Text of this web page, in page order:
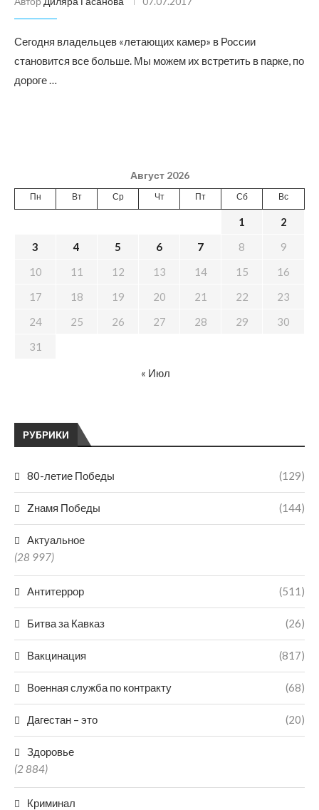
Сегодня владельцев «летающих камер» в России
становится все больше. Мы можем их встретить в парке, по
дороге …
РУБРИКИ
80-летие Победы (129)
Zнамя Победы (144)
Актуальное
(28 997)
Антитеррор (511)
Битва за Кавказ (26)
Вакцинация (817)
Военная служба по контракту (68)
Дагестан – это (20)
Здоровье
(2 884)
Криминал
Август 2026
Пн Вт Ср Чт Пт Сб Вс
1
2
3
4 5 6 7 8
9
10
11 12 13 14 15
16
17
18 19 20 21 22
23
24
25 26 27 28 29
30
31
« Июл